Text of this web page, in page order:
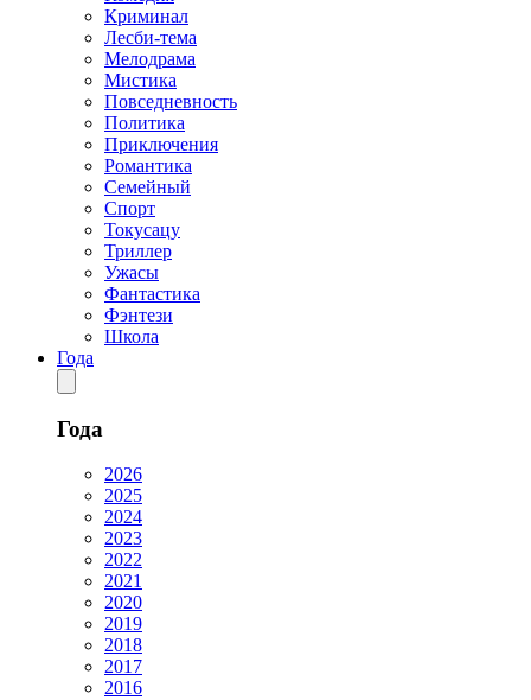
Криминал
Лесби-тема
Мелодрама
Мистика
Повседневность
Политика
Приключения
Романтика
Семейный
Спорт
Токусацу
Триллер
Ужасы
Фантастика
Фэнтези
Школа
Года
Года
2026
2025
2024
2023
2022
2021
2020
2019
2018
2017
2016